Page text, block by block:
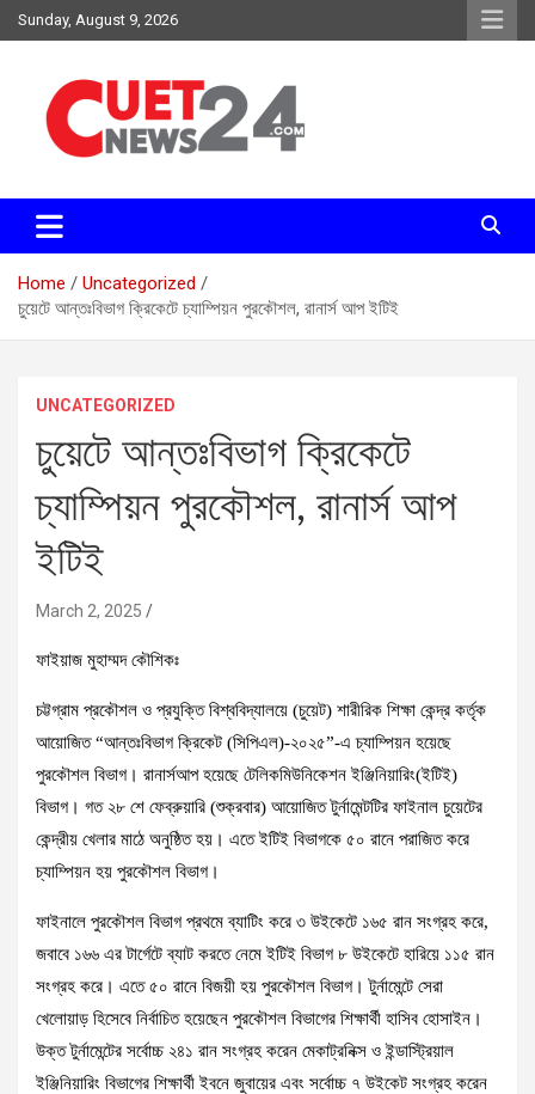
Skip
to
Sunday, August 9, 2026
চুয়েট নিউজ২৪
Home
Uncategorized
চুয়েটে আন্তঃবিভাগ ক্রিকেটে চ্যাম্পিয়ন পুরকৌশল, রানার্স আপ ইটিই
UNCATEGORIZED
চুয়েটে আন্তঃবিভাগ ক্রিকেটে
চ্যাম্পিয়ন পুরকৌশল, রানার্স আপ
ইটিই
March 2, 2025
ফাইয়াজ মুহাম্মদ কৌশিকঃ
চট্টগ্রাম প্রকৌশল ও প্রযুক্তি বিশ্ববিদ্যালয়ে (চুয়েট) শারীরিক শিক্ষা কেন্দ্র কর্তৃক
আয়োজিত “আন্তঃবিভাগ ক্রিকেট (সিপিএল)-২০২৫”-এ চ্যাম্পিয়ন হয়েছে
পুরকৌশল বিভাগ। রানার্সআপ হয়েছে টেলিকমিউনিকেশন ইঞ্জিনিয়ারিং(ইটিই)
বিভাগ। গত ২৮ শে ফেব্রুয়ারি (শুক্রবার) আয়োজিত টুর্নামেন্টটির ফাইনাল চুয়েটের
কেন্দ্রীয় খেলার মাঠে অনুষ্ঠিত হয়। এতে ইটিই বিভাগকে ৫০ রানে পরাজিত করে
চ্যাম্পিয়ন হয় পুরকৌশল বিভাগ।
ফাইনালে পুরকৌশল বিভাগ প্রথমে ব্যাটিং করে ৩ উইকেটে ১৬৫ রান সংগ্রহ করে,
জবাবে ১৬৬ এর টার্গেটে ব্যাট করতে নেমে ইটিই বিভাগ ৮ উইকেটে হারিয়ে ১১৫ রান
সংগ্রহ করে। এতে ৫০ রানে বিজয়ী হয় পুরকৌশল বিভাগ। টুর্নামেন্টে সেরা
খেলোয়াড় হিসেবে নির্বাচিত হয়েছেন পুরকৌশল বিভাগের শিক্ষার্থী হাসিব হোসাইন।
উক্ত টুর্নামেন্টের সর্বোচ্চ ২৪১ রান সংগ্রহ করেন মেকাট্রনিক্স ও ইন্ডাস্ট্রিয়াল
ইঞ্জিনিয়ারিং বিভাগের শিক্ষার্থী ইবনে জুবায়ের এবং সর্বোচ্চ ৭ উইকেট সংগ্রহ করেন